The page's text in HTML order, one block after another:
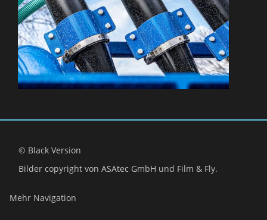
© Black Version
Bilder copyright von ASAtec GmbH und Film & Fly.
Mehr Navigation